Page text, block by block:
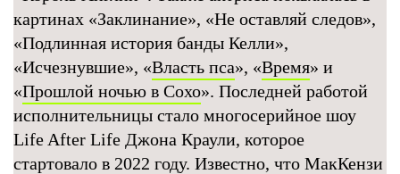
картинах «Заклинание», «Не оставляй следов»,
«Подлинная история банды Келли»,
«Исчезнувшие», «Власть пса», «Время» и
«Прошлой ночью в Сохо». Последней работой
исполнительницы стало многосерийное шоу
Life After Life Джона Краули, которое
стартовало в 2022 году. Известно, что МакКензи